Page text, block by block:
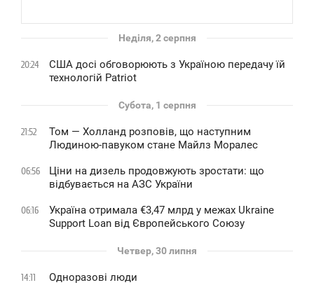
Неділя, 2 серпня
20:24
США досі обговорюють з Україною передачу їй
технологій Patriot
Субота, 1 серпня
21:52
Том — Холланд розповів, що наступним
Людиною-павуком стане Майлз Моралес
06:56
Ціни на дизель продовжують зростати: що
відбувається на АЗС України
06:16
Україна отримала €3,47 млрд у межах Ukraine
Support Loan від Європейського Союзу
Четвер, 30 липня
14:11 Одноразові люди